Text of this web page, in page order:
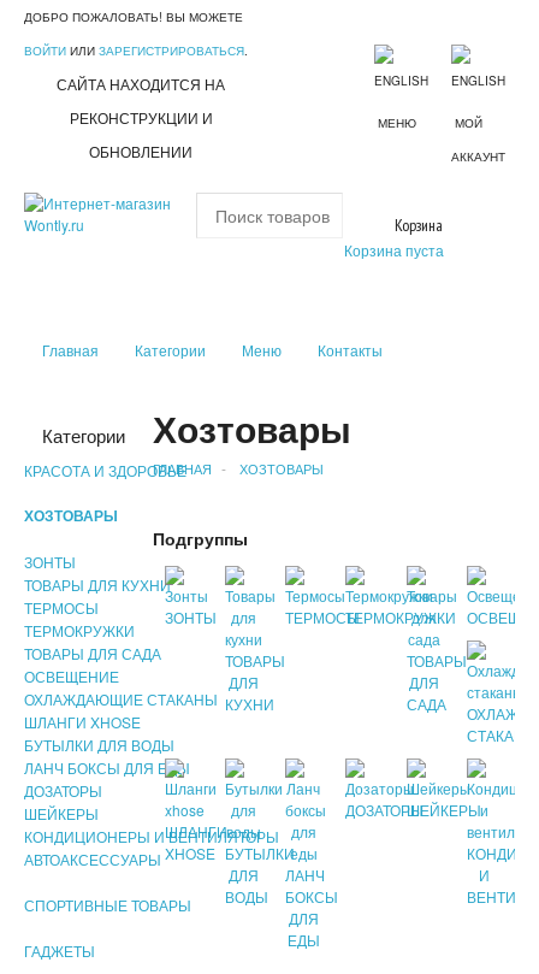
ДОБРО ПОЖАЛОВАТЬ! ВЫ МОЖЕТЕ
ВОЙТИ ИЛИ ЗАРЕГИСТРИРОВАТЬСЯ.
САЙТА НАХОДИТСЯ НА
РЕКОНСТРУКЦИИ И
ОБНОВЛЕНИИ
МЕНЮ
МОЙ
АККАУНТ
Корзина
Корзина пуста
Главная Категории Меню Контакты
Категории
КРАСОТА И ЗДОРОВЬЕ
ХОЗТОВАРЫ
ЗОНТЫ
ТОВАРЫ ДЛЯ КУХНИ
ТЕРМОСЫ
ТЕРМОКРУЖКИ
ТОВАРЫ ДЛЯ САДА
ОСВЕЩЕНИЕ
ОХЛАЖДАЮЩИЕ СТАКАНЫ
ШЛАНГИ XHOSE
БУТЫЛКИ ДЛЯ ВОДЫ
ЛАНЧ БОКСЫ ДЛЯ ЕДЫ
ДОЗАТОРЫ
ШЕЙКЕРЫ
КОНДИЦИОНЕРЫ И ВЕНТИЛЯТОРЫ
АВТОАКСЕССУАРЫ
СПОРТИВНЫЕ ТОВАРЫ
ГАДЖЕТЫ
Хозтовары
ГЛАВНАЯ ХОЗТОВАРЫ
Подгруппы
ЗОНТЫ
ТОВАРЫ
ДЛЯ
КУХНИ
ТЕРМОСЫТЕРМОКРУЖКИ
ТОВАРЫ
ДЛЯ
САДА
СТАКАНЫ
ШЛАНГИ
XHOSE БУТЫЛКИ
ДЛЯ
ВОДЫ
ЛАНЧ
БОКСЫ
ДЛЯ
ЕДЫ
ДОЗАТОРЫШЕЙКЕРЫ
И